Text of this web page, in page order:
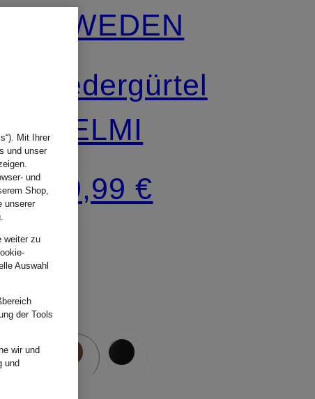
SWEDEN
Ledergürtel
HELMI
99,99 €
Mit Ihrer
und unser
und
Shop,
unserer
weiter zu
Auswahl
der Tools
wir und
und